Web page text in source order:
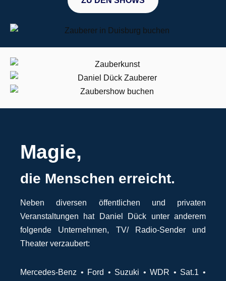
Magie,
die Menschen erreicht.
Neben diversen öffentlichen und privaten
Veranstaltungen hat Daniel Dück unter anderem
folgende Unternehmen, TV/ Radio-Sender und
Theater verzaubert:
Mercedes-Benz • Ford • Suzuki • WDR • Sat.1 •